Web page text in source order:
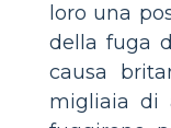
loro una
della fuga
causa
migliaia di